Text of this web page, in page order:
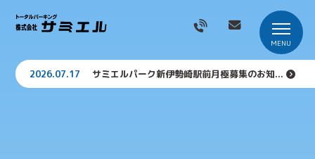
2026.07.17 サミエルパーク新伊勢崎駅前月極募集のお知...